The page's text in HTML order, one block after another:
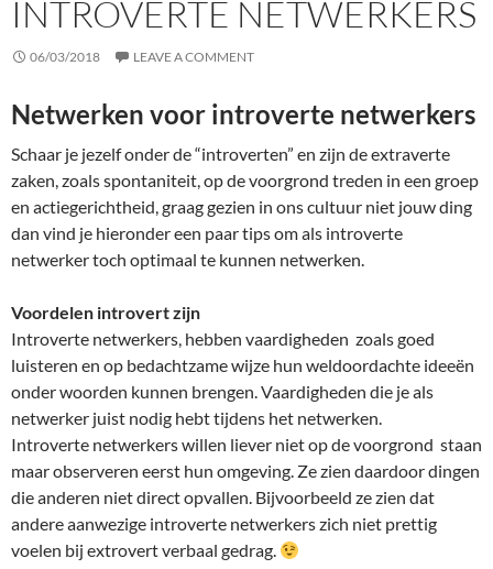
INTROVERTE NETWERKERS
06/03/2018 LEAVE A COMMENT
Netwerken voor introverte netwerkers
Schaar je jezelf onder de “introverten” en zijn de extraverte
zaken, zoals spontaniteit, op de voorgrond treden in een groep
en actiegerichtheid, graag gezien in ons cultuur niet jouw ding
dan vind je hieronder een paar tips om als introverte
netwerker toch optimaal te kunnen netwerken.
Voordelen introvert zijn
Introverte netwerkers, hebben vaardigheden zoals goed
luisteren en op bedachtzame wijze hun weldoordachte ideeën
onder woorden kunnen brengen. Vaardigheden die je als
netwerker juist nodig hebt tijdens het netwerken.
Introverte netwerkers willen liever niet op de voorgrond staan
maar observeren eerst hun omgeving. Ze zien daardoor dingen
die anderen niet direct opvallen. Bijvoorbeeld ze zien dat
andere aanwezige introverte netwerkers zich niet prettig
voelen bij extrovert verbaal gedrag.